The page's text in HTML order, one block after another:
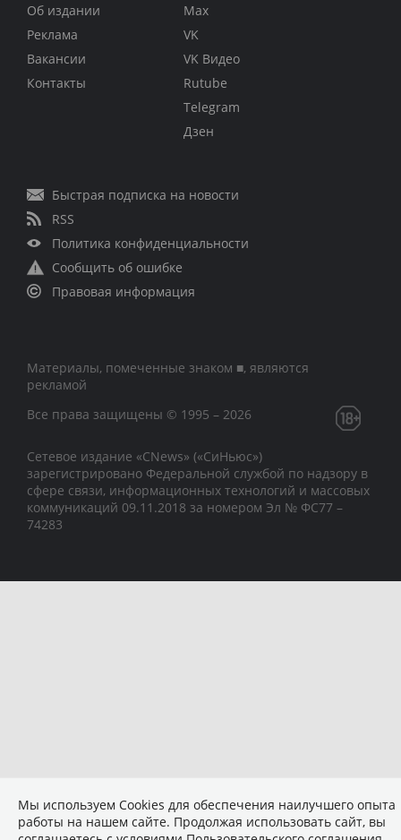
Об издании
Реклама
Вакансии
Контакты
Max
VK
VK Видео
Rutube
Telegram
Дзен
Быстрая подписка на новости
RSS
Политика конфиденциальности
Сообщить об ошибке
Правовая информация
Материалы, помеченные знаком ■, являются
рекламой
Все права защищены © 1995 – 2026
Сетевое издание «CNews» («СиНьюс»)
зарегистрировано Федеральной службой по надзору в
сфере связи, информационных технологий и массовых
коммуникаций 09.11.2018 за номером Эл № ФС77 –
74283
Мы используем Сookies для обеспечения наилучшего опыта
работы на нашем сайте. Продолжая использовать сайт, вы